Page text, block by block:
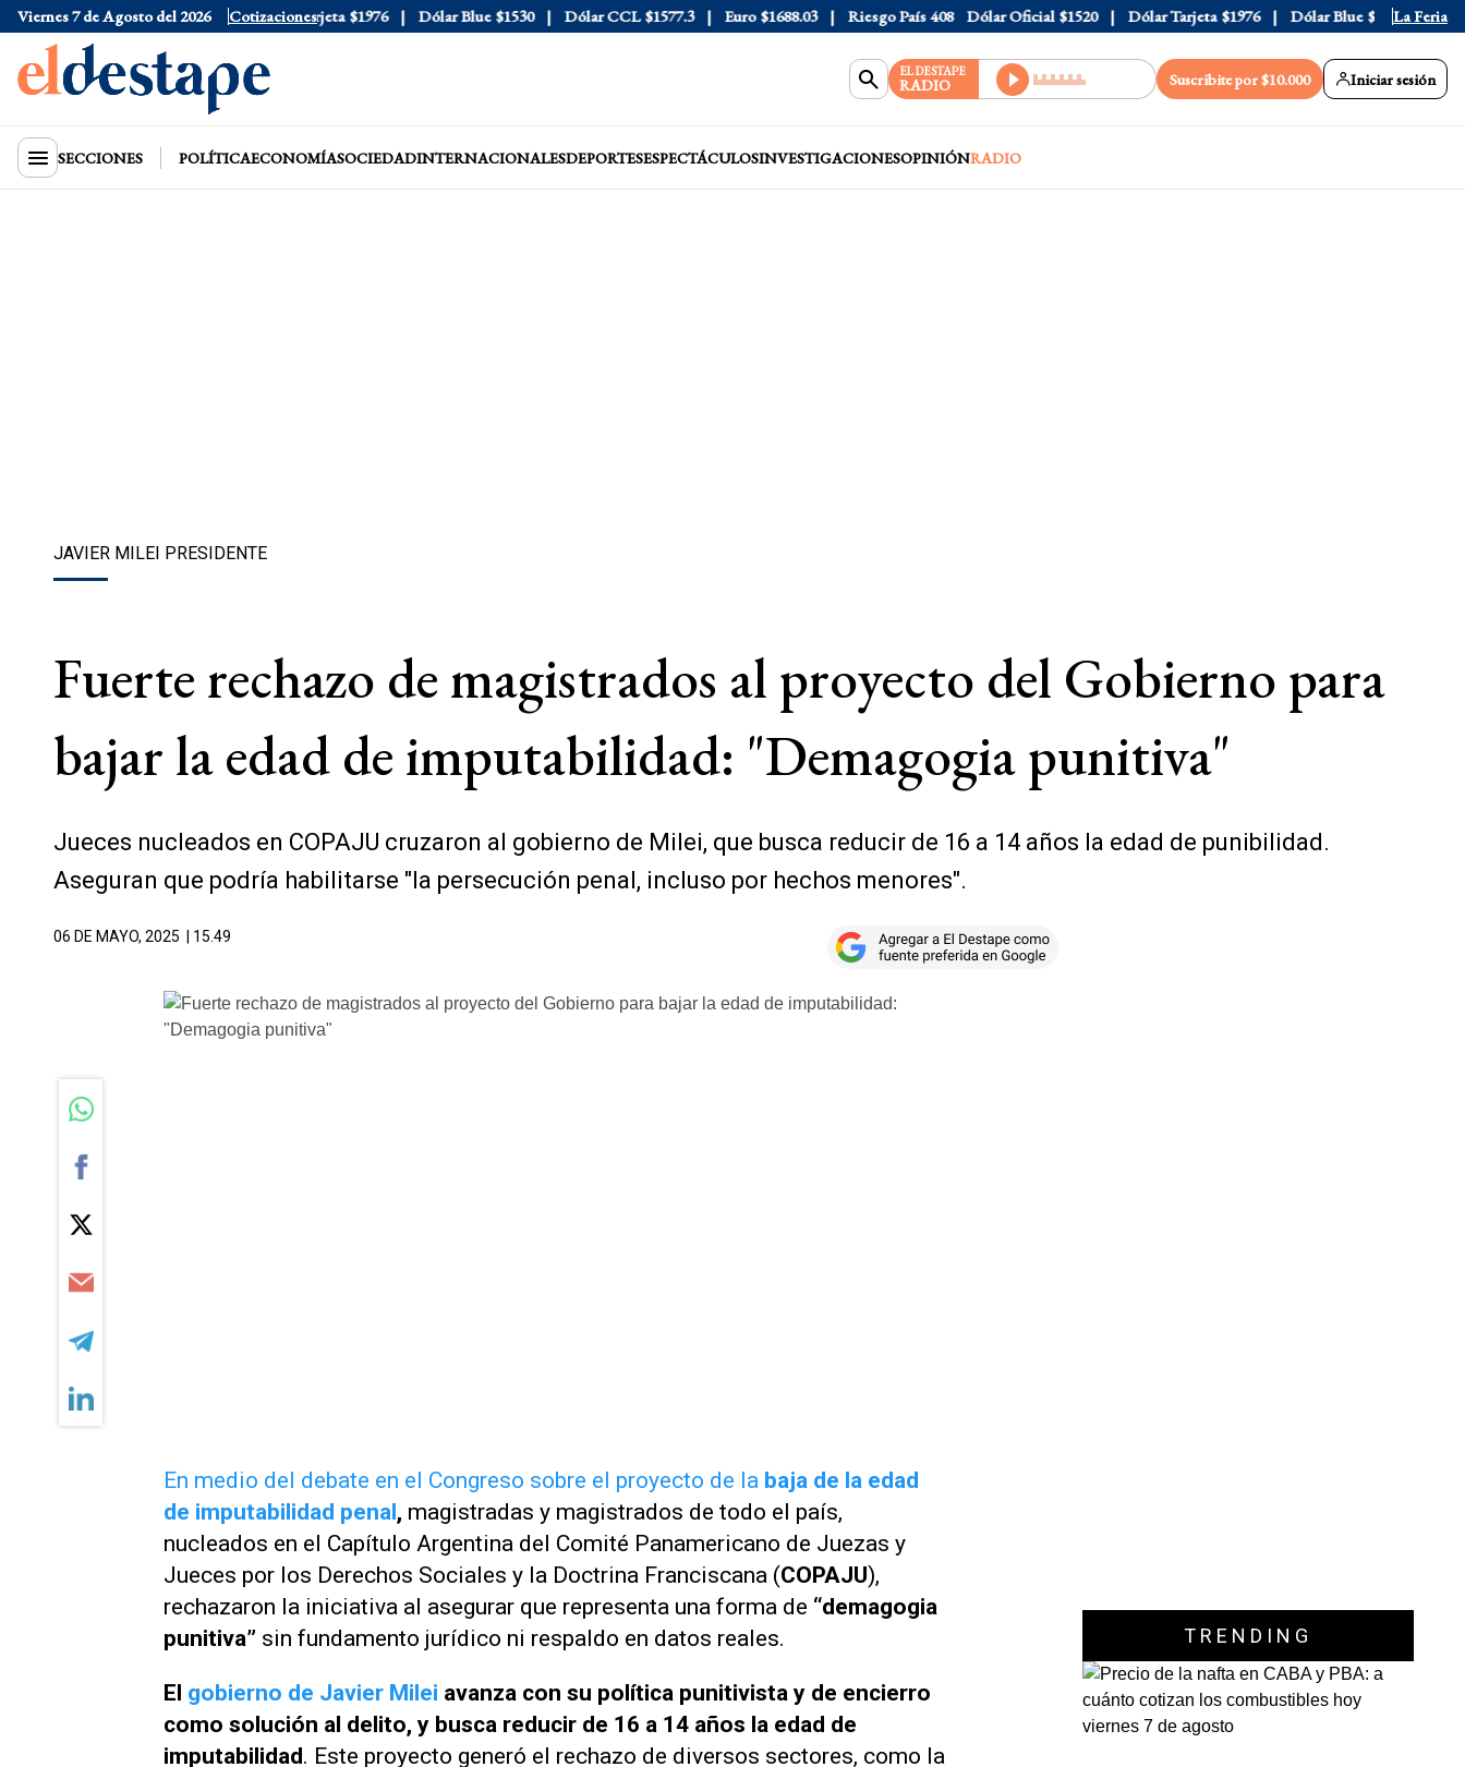
Viernes 7 de Agosto del 2026 Cotizaciones
Dólar Oficial $1520 Dólar Tarjeta $1976 Dólar Blue $1530 Dólar CCL $1577.3 Euro $1688.03 Riesgo País 408 Dólar Oficial $1520 Dólar Tarjeta $1976 Dólar Blue $1530 Dólar
La Feria
EL DESTAPE
RADIO Suscribite por $10.000 Iniciar sesión
SECCIONES POLÍTICAECONOMÍASOCIEDADINTERNACIONALESDEPORTESESPECTÁCULOSINVESTIGACIONESOPINIÓNRADIO
JAVIER MILEI PRESIDENTE
Fuerte rechazo de magistrados al proyecto del Gobierno para
bajar la edad de imputabilidad: "Demagogia punitiva"
Jueces nucleados en COPAJU cruzaron al gobierno de Milei, que busca reducir de 16 a 14 años la edad de punibilidad.
Aseguran que podría habilitarse "la persecución penal, incluso por hechos menores".
06 DE MAYO, 2025 | 15.49
En medio del debate en el Congreso sobre el proyecto de la baja de la edad
de imputabilidad penal, magistradas y magistrados de todo el país,
nucleados en el Capítulo Argentina del Comité Panamericano de Juezas y
Jueces por los Derechos Sociales y la Doctrina Franciscana (COPAJU),
rechazaron la iniciativa al asegurar que representa una forma de “demagogia
punitiva” sin fundamento jurídico ni respaldo en datos reales.
El gobierno de Javier Milei avanza con su política punitivista y de encierro
como solución al delito, y busca reducir de 16 a 14 años la edad de
imputabilidad. Este proyecto generó el rechazo de diversos sectores, como la
TRENDING